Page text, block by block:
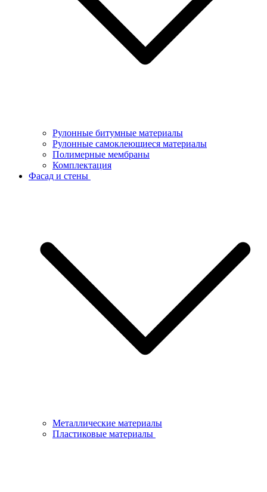
Рулонные битумные материалы
Рулонные самоклеющиеся материалы
Полимерные мембраны
Комплектация
Фасад и стены
Металлические материалы
Пластиковые материалы